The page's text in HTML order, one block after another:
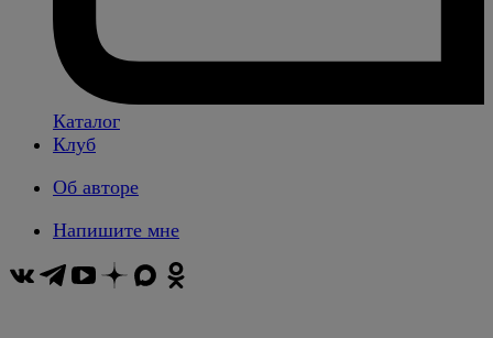
Каталог
Клуб
Об авторе
Напишите мне